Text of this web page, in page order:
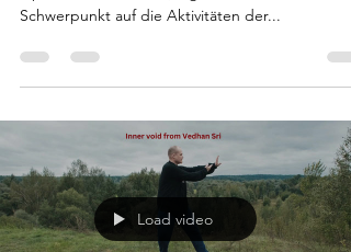
Die buddhistische Meditationstechnik, die als
Schwerpunkt auf die Aktivitäten der...